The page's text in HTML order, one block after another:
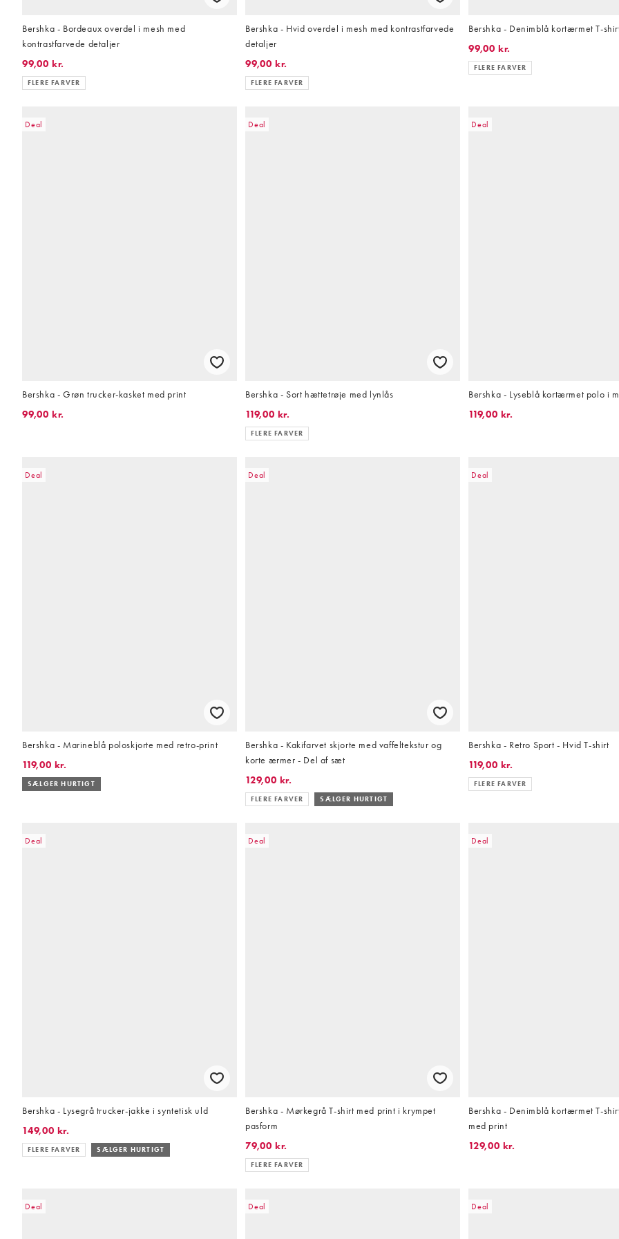
Bershka - Bordeaux overdel i mesh med
kontrastfarvede detaljer
99,00 kr.
FLERE FARVER
Bershka - Hvid overdel i mesh med kontrastfarvede
detaljer
99,00 kr.
FLERE FARVER
Bershka - Denimblå kortærmet T-
99,00 kr.
FLERE FARVER
Deal
Bershka - Grøn trucker-kasket med print
99,00 kr.
Deal
Bershka - Sort hættetrøje med lynlås
119,00 kr.
FLERE FARVER
Deal
Bershka - Lyseblå kortærmet polo i
119,00 kr.
Deal
Bershka - Marineblå poloskjorte med retro-print
119,00 kr.
SÆLGER HURTIGT
Deal
Bershka - Kakifarvet skjorte med vaffeltekstur og
korte ærmer - Del af sæt
129,00 kr.
FLERE FARVER SÆLGER HURTIGT
Deal
Bershka - Retro Sport - Hvid T-shirt
119,00 kr.
FLERE FARVER
Deal
Bershka - Lysegrå trucker-jakke i syntetisk uld
149,00 kr.
FLERE FARVER SÆLGER HURTIGT
Deal
Bershka - Mørkegrå T-shirt med print i krympet
pasform
79,00 kr.
FLERE FARVER
Deal
Bershka - Denimblå kortærmet T-
med print
129,00 kr.
Deal Deal Deal